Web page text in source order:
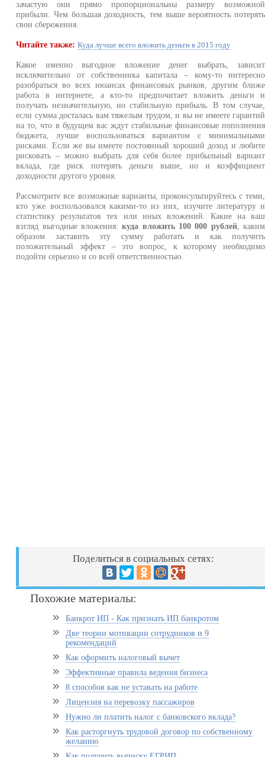
зачастую они прямо пропорциональны размеру возможной
прибыли. Чем большая доходность, тем выше вероятность потерять
свои сбережения.
Читайте также: Куда лучше всего вложить деньги в 2015 году
Какое именно выгодное вложение денег выбрать, зависит
исключительно от собственника капитала – кому-то интересно
разобраться во всех нюансах финансовых рынков, другим ближе
работа в интернете, а кто-то предпочитает вложить деньги и
получать незначительную, но стабильную прибыль. В том случае,
если сумма досталась вам тяжелым трудом, и вы не имеете гарантий
на то, что в будущем вас ждут стабильные финансовые пополнения
бюджета, лучше воспользоваться вариантом с минимальными
рисками. Если же вы имеете постоянный хороший доход и любите
рисковать – можно выбрать для себя более прибыльный вариант
вклада, где риск потерять деньги выше, но и коэффициент
доходности другого уровня.
Рассмотрите все возможные варианты, проконсультируйтесь с теми,
кто уже воспользовался какими-то из них, изучите литературу и
статистику результатов тех или иных вложений. Какие на ваш
взгляд выгодные вложения:куда вложить 100 000 рублей, каким
образом заставить эту сумму работать и как получить
положительный эффект – это вопрос, к которому необходимо
подойти серьезно и со всей ответственностью.
Поделиться в социальных сетях:
Похожие материалы:
Банкрот ИП - Как признать ИП банкротом
Две теории мотивации сотрудников и 9
рекомендаций
Как оформить налоговый вычет
Эффективные правила ведения бизнеса
8 способов как не уставать на работе
Лицензия на перевозку пассажиров
Нужно ли платить налог с банковского вклада?
Как расторгнуть трудовой договор по собственному
желанию